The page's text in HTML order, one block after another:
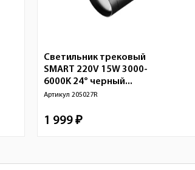
Светильник трековый
SMART 220V 15W 3000-
6000K 24° черный...
Артикул 205027R
1 999 ₽